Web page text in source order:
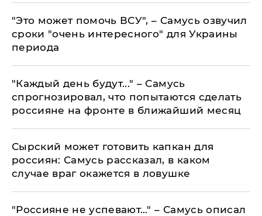
"Это может помочь ВСУ", – Самусь озвучил
сроки "очень интересного" для Украины
периода
"Каждый день будут..." – Самусь
спрогнозировал, что попытаются сделать
россияне на фронте в ближайший месяц
Сырский может готовить капкан для
россиян: Самусь рассказал, в каком
случае враг окажется в ловушке
"Россияне не успевают…" – Самусь описал